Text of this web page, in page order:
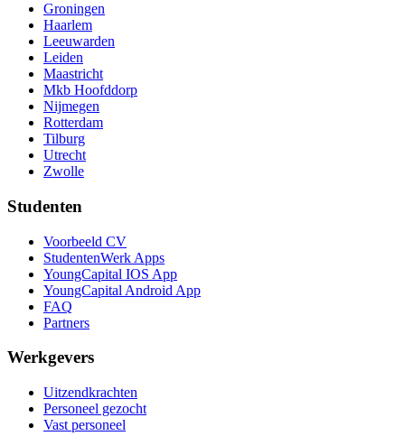
Groningen
Haarlem
Leeuwarden
Leiden
Maastricht
Mkb Hoofddorp
Nijmegen
Rotterdam
Tilburg
Utrecht
Zwolle
Studenten
Voorbeeld CV
StudentenWerk Apps
YoungCapital IOS App
YoungCapital Android App
FAQ
Partners
Werkgevers
Uitzendkrachten
Personeel gezocht
Vast personeel